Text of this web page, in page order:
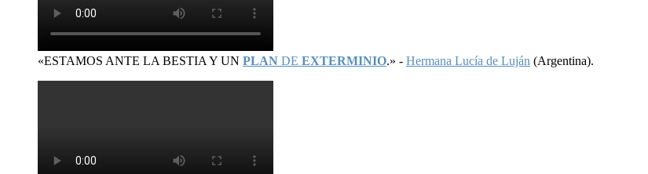
«ESTAMOS ANTE LA BESTIA Y UN PLAN DE EXTERMINIO.» - Hermana Lucía de Luján (Argentina).